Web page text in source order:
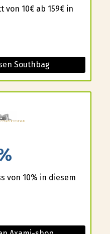
von 10€ ab 159€ in
Southbag
von 10% in diesem